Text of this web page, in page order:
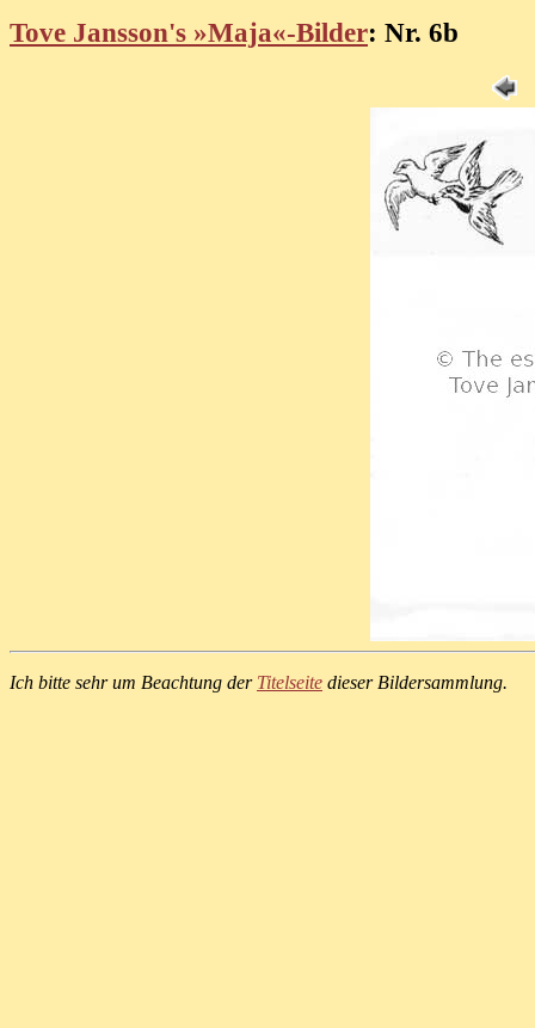
Tove Jansson's »Maja«-Bilder: Nr. 6b
Ich bitte sehr um Beachtung der Titelseite dieser Bildersammlung.